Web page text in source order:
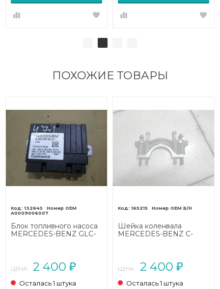
ПОХОЖИЕ ТОВАРЫ
132643
A0009006007
Блок топливного насоса
MERCEDES-BENZ GLC-
ЦЕНА: 2 400 ₽
Осталась 1 штука
165215 Б/Н
Шейка коленвала
MERCEDES-BENZ C-
ЦЕНА: 2 400 ₽
Осталась 1 штука